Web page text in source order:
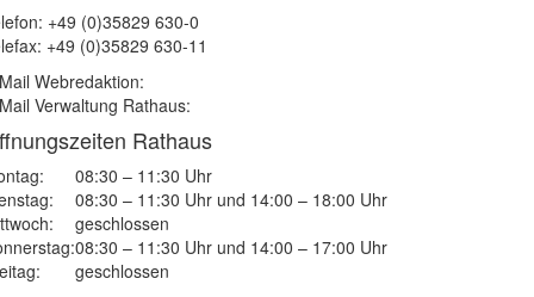
+49 (0)35829 630-0
+49 (0)35829 630-11
Webredaktion:
Verwaltung Rathaus:
Rathaus
08:30 – 11:30 Uhr
08:30 – 11:30 Uhr und 14:00 – 18:00 Uhr
geschlossen
08:30 – 11:30 Uhr und 14:00 – 17:00 Uhr
geschlossen